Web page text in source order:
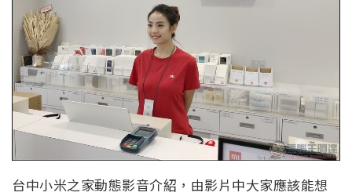
台中小米之家動態影音介紹，由影片中大家應該能想